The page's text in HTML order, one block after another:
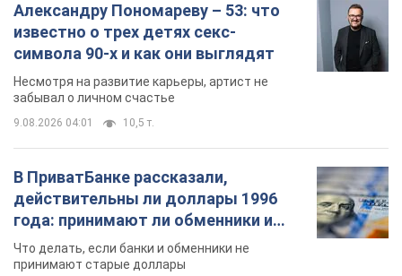
Александру Пономареву – 53: что
известно о трех детях секс-
символа 90-х и как они выглядят
Несмотря на развитие карьеры, артист не
забывал о личном счастье
9.08.2026 04:01 10,5 т.
В ПриватБанке рассказали,
действительны ли доллары 1996
года: принимают ли обменники и
банки такие купюры
Что делать, если банки и обменники не
принимают старые доллары